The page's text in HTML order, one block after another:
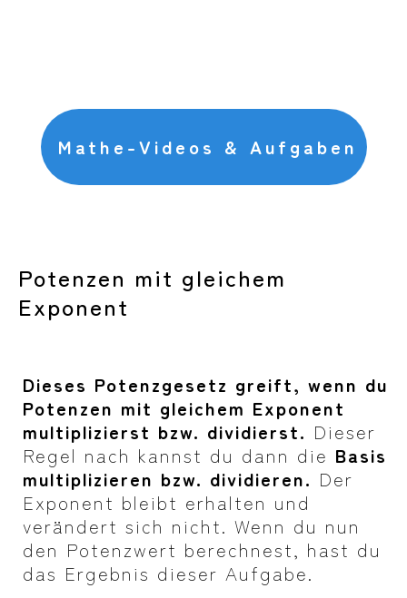
Mathe-Videos & Aufgaben
Potenzen mit gleichem
Exponent
Dieses Potenzgesetz greift, wenn du
Potenzen mit gleichem Exponent
multiplizierst bzw. dividierst. Dieser
Regel nach kannst du dann die Basis
multiplizieren bzw. dividieren. Der
Exponent bleibt erhalten und
verändert sich nicht. Wenn du nun
den Potenzwert berechnest, hast du
das Ergebnis dieser Aufgabe.